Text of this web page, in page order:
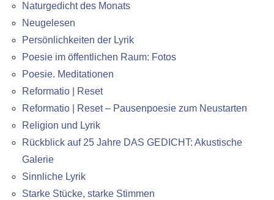
Naturgedicht des Monats
Neugelesen
Persönlichkeiten der Lyrik
Poesie im öffentlichen Raum: Fotos
Poesie. Meditationen
Reformatio | Reset
Reformatio | Reset – Pausenpoesie zum Neustarten
Religion und Lyrik
Rückblick auf 25 Jahre DAS GEDICHT: Akustische
Galerie
Sinnliche Lyrik
Starke Stücke, starke Stimmen